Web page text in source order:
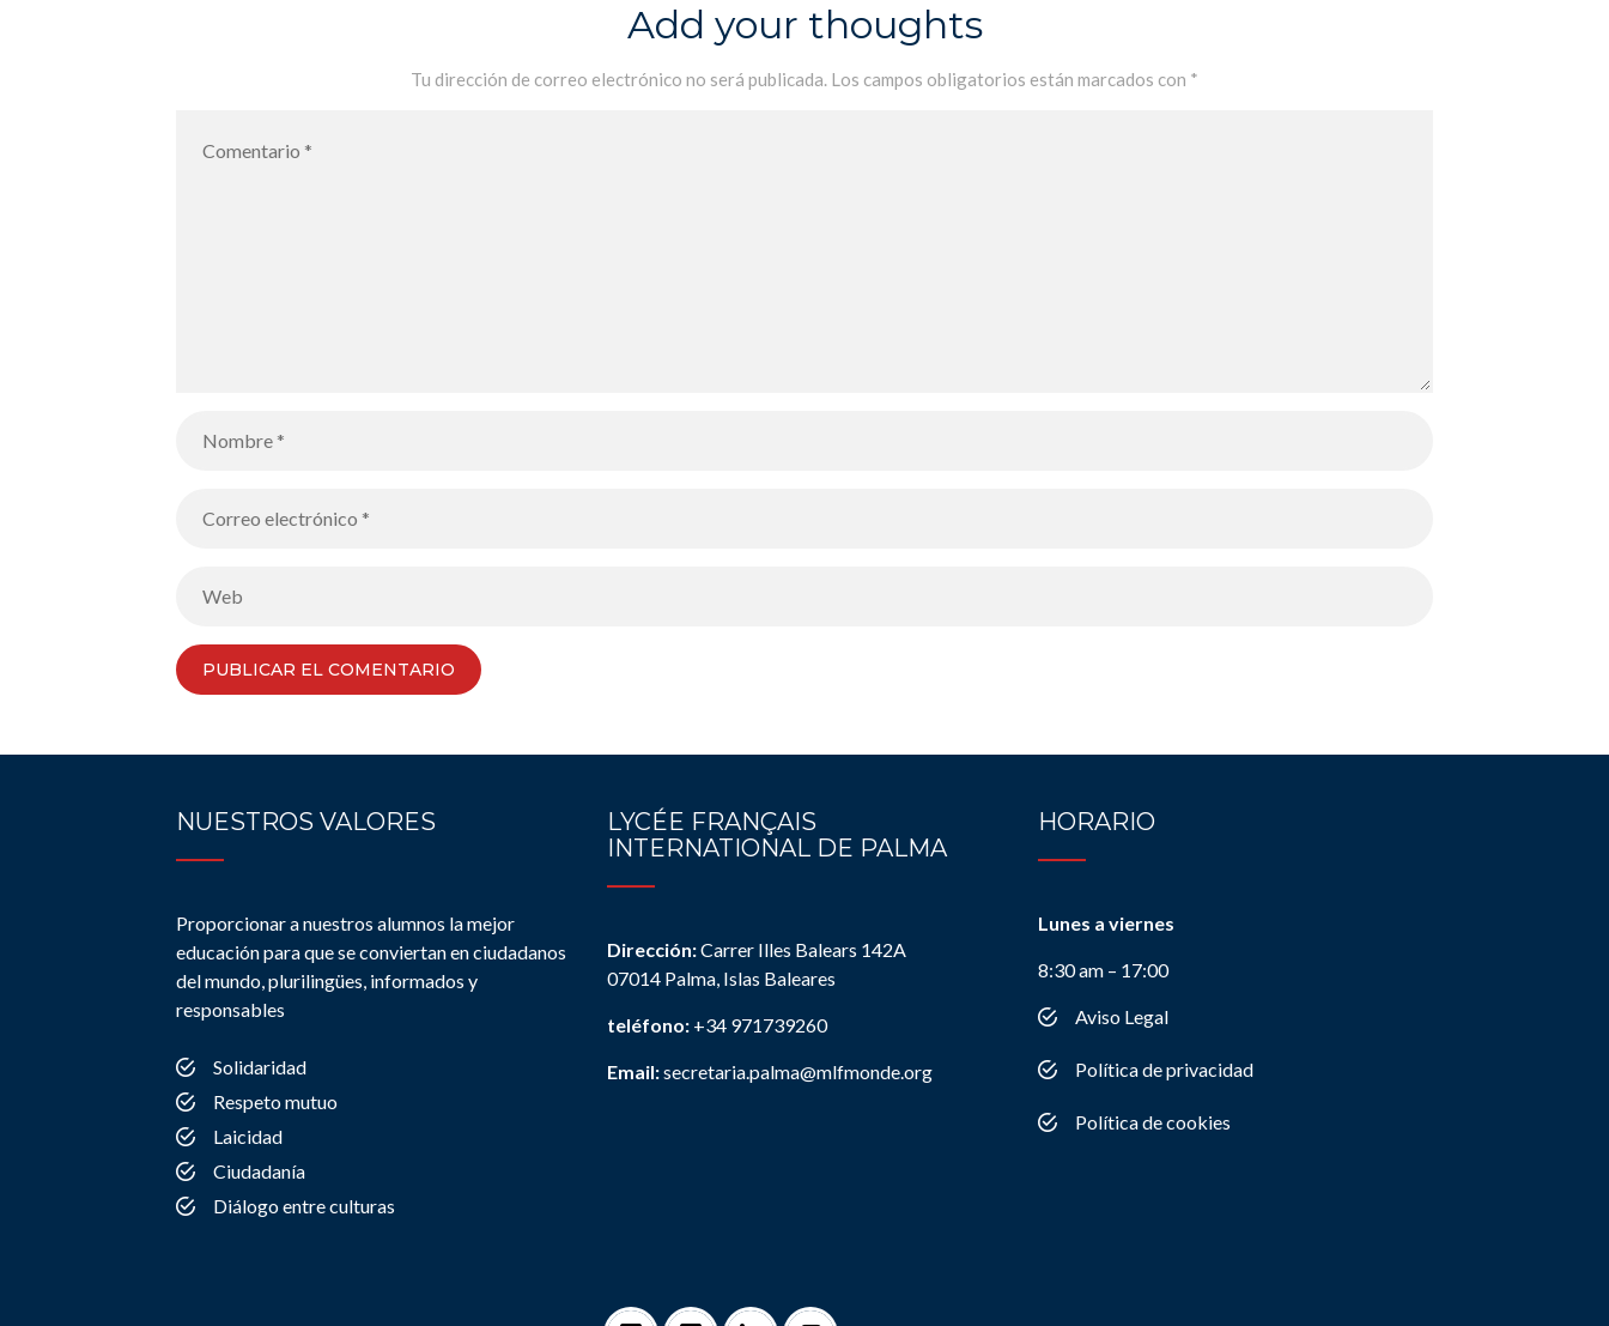
Add your thoughts
Tu dirección de correo electrónico no será publicada. Los campos obligatorios están marcados con *
NUESTROS VALORES
Proporcionar a nuestros alumnos la mejor
educación para que se conviertan en ciudadanos
del mundo, plurilingües, informados y
responsables
Solidaridad
Respeto mutuo
Laicidad
Ciudadanía
Diálogo entre culturas
LYCÉE FRANÇAIS
INTERNATIONAL DE PALMA
Dirección:Carrer Illes Balears 142A
07014 Palma, Islas Baleares
teléfono: +34 971739260
Email:secretaria.palma@mlfmonde.org
HORARIO
Lunes a viernes
8:30 am – 17:00
Aviso Legal
Política de privacidad
Política de cookies